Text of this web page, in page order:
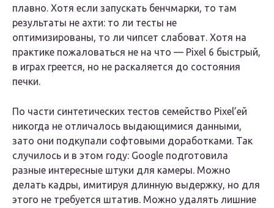
плавно. Хотя если запускать бенчмарки, то там
результаты не ахти: то ли тесты не
оптимизированы, то ли чипсет слабоват. Хотя на
практике пожаловаться не на что — Pixel 6 быстрый,
в играх греется, но не раскаляется до состояния
печки.
По части синтетических тестов семейство Pixel’ей
никогда не отличалось выдающимися данными,
зато они подкупали софтовыми доработками. Так
случилось и в этом году: Google подготовила
разные интересные штуки для камеры. Можно
делать кадры, имитируя длинную выдержку, но для
этого не требуется штатив. Можно удалять лишние